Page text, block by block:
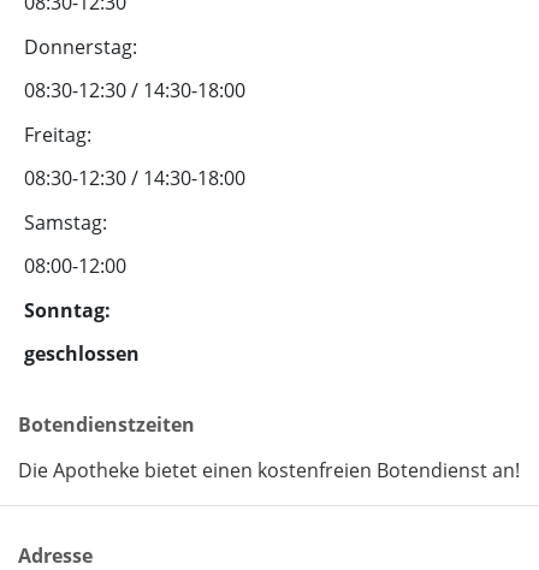
Donnerstag:
08:30-12:30 / 14:30-18:00
Freitag:
08:30-12:30 / 14:30-18:00
Samstag:
08:00-12:00
Sonntag:
geschlossen
Botendienstzeiten
Die Apotheke bietet einen kostenfreien Botendienst an!
Adresse